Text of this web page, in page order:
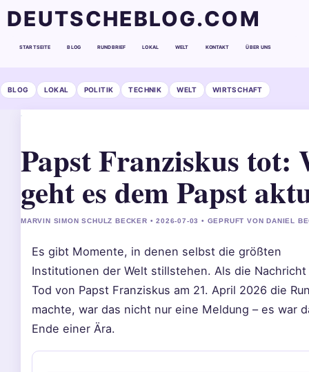
DEUTSCHEBLOG.COM
STARTSEITE BLOG RUNDBRIEF LOKAL WELT KONTAKT ÜBER UNS
BLOG LOKAL POLITIK TECHNIK WELT WIRTSCHAFT
Papst Franziskus tot:
geht es dem Papst
MARVIN SIMON SCHULZ BECKER • 2026-07-03 • GEPRUFT VON DANIEL
Es gibt Momente, in denen selbst die größten
Institutionen der Welt stillstehen. Als die Nachricht
Tod von Papst Franziskus am 21. April 2026 die
machte, war das nicht nur eine Meldung – es war
Ende einer Ära.